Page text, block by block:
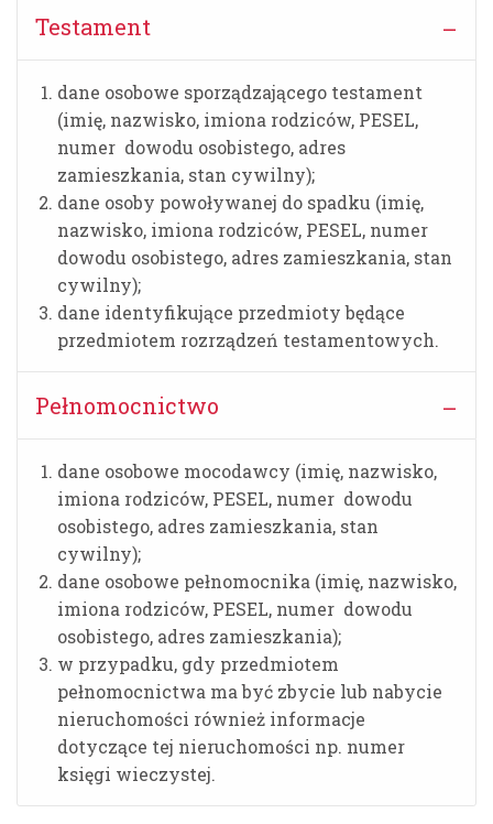
Testament
dane osobowe sporządzającego testament
(imię, nazwisko, imiona rodziców, PESEL,
numer dowodu osobistego, adres
zamieszkania, stan cywilny);
dane osoby powoływanej do spadku (imię,
nazwisko, imiona rodziców, PESEL, numer
dowodu osobistego, adres zamieszkania, stan
cywilny);
dane identyfikujące przedmioty będące
przedmiotem rozrządzeń testamentowych.
Pełnomocnictwo
dane osobowe mocodawcy (imię, nazwisko,
imiona rodziców, PESEL, numer dowodu
osobistego, adres zamieszkania, stan
cywilny);
dane osobowe pełnomocnika (imię, nazwisko,
imiona rodziców, PESEL, numer dowodu
osobistego, adres zamieszkania);
w przypadku, gdy przedmiotem
pełnomocnictwa ma być zbycie lub nabycie
nieruchomości również informacje
dotyczące tej nieruchomości np. numer
księgi wieczystej.